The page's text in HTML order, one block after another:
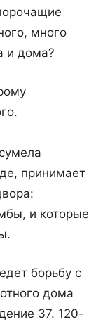
много
и дома?
принимает
и которые
борьбу с
дома
37. 120-